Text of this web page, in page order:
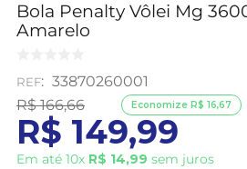
Bola Penalty Vôlei Mg
Amarelo
: 33870260001
R$ 166,66
R$ 149,99
Em até 10x R$ 14,99 sem juros
Economize R$ 16,67